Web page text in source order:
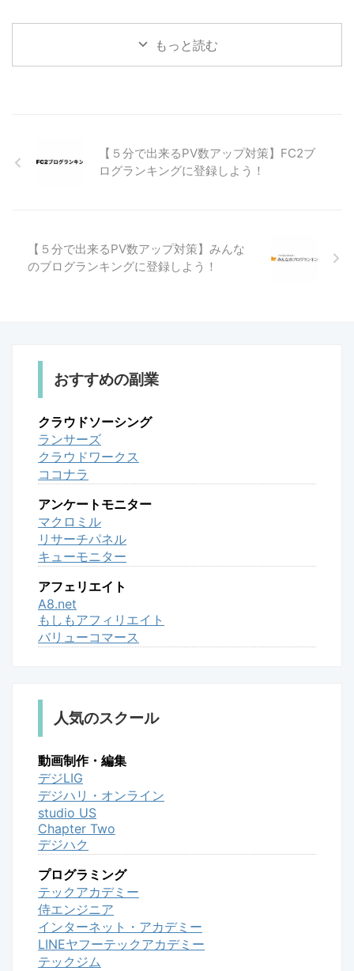
「ドメイン年数」「被リンク」等
となります。この中で「コンテン
は中古ドメインを購入して始める
ことぐらいでしょうか。 では、
残りの「被リンク」はというと、
もっと読む
【５分で出来るPV数アップ対策】FC2ブ
ログランキングに登録しよう！
【５分で出来るPV数アップ対策】みんな
のブログランキングに登録しよう！
おすすめの副業
クラウドソーシング
ランサーズ
クラウドワークス
ココナラ
アンケートモニター
マクロミル
リサーチパネル
キューモニター
アフェリエイト
A8.net
もしもアフィリエイト
バリューコマース
人気のスクール
動画制作・編集
デジLIG
デジハリ・オンライン
studio US
Chapter Two
デジハク
プログラミング
テックアカデミー
侍エンジニア
インターネット・アカデミー
LINEヤフーテックアカデミー
テックジム